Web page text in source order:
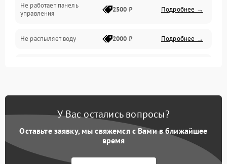
Гигиена
Программное обеспечение
Не работает панель
управления
2500 ₽ Подробнее →
Не распыляет воду 2000 ₽ Подробнее →
Проблемы с набором
Не работает сушилка 2100 ₽ Подробнее →
Сбои в работе таймера 1700 ₽
У Вас остались вопросы?
Оставьте заявку, мы свяжемся с Вами в ближайшее
время